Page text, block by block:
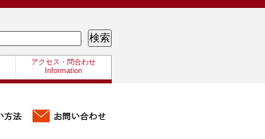
アクセス・問合わせ
Information